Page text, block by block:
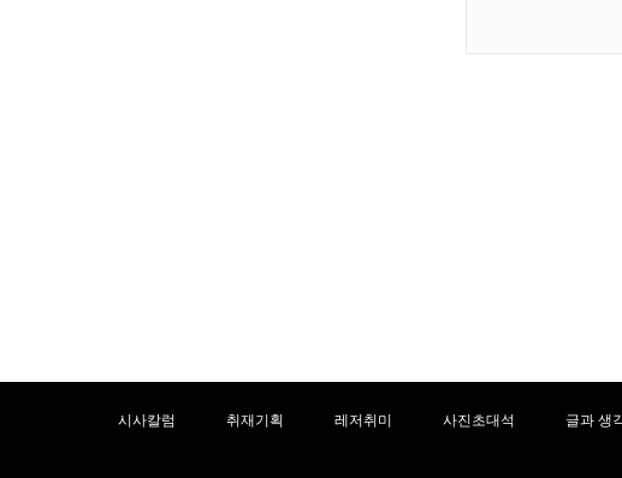
시사칼럼 취재기획 레저취미 사진초대석 글과 생